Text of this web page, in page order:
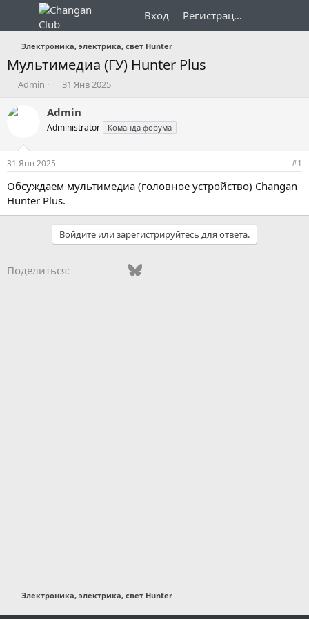
Вход Регистрация
Электроника, электрика, свет Hunter
Мультимедиа (ГУ) Hunter Plus
А
т
т
е
м
ы
Admin
Д
т
а
н
а
л
31 Янв 2025
Admin
Administrator Команда форума
31 Янв 2025 #1
Обсуждаем мультимедиа (головное устройство) Changan
Hunter Plus.
Войдите или зарегистрируйтесь для ответа.
Поделиться: Vkontakte
FacebookBluesky
Электроника, электрика, свет Hunter